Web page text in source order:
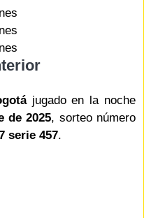
jugado en la noche
de 2025, sorteo número
serie 457.